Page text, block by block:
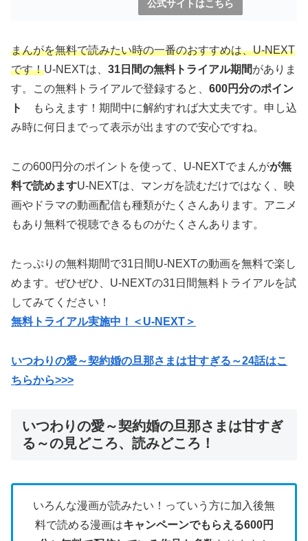
公式サイトはこちら
まんがを無料で読みたい時の一番のおすすめは、U-NEXT
です！U-NEXTは、 31日間の無料トライアル期間がありま
す。この無料トライアルで登録すると、 600円分のポイン
ト
もらえます！期間中に解約すれば大丈夫です。申し込
み時に何日までって表示が出ますので安心ですね。
この600円分のポイントを使って、U-NEXTでまんがが無
料で読めますU-NEXTは、マンガを読むだけではなく、映
画やドラマの動画配信も種類がたくさんあります。アニメ
もあり無料で視聴できるものがたくさんあります。
たっぷりの無料期間で31日間U-NEXTの動画を無料で楽し
めます。ぜひぜひ、U-NEXTの31日間無料トライアルを試
してみてください！
無料トライアル実施中！＜U-NEXT＞
いつわりの愛～契約婚の旦那さまは甘すぎる～24話はこ
ちらから>>>
いつわりの愛～契約婚の旦那さまは甘すぎ
る～の見どころ、読みどころ！
いろんな漫画が読みたい！っていう方に加入後無
料で読める漫画はキャンペーンでもらえる600円